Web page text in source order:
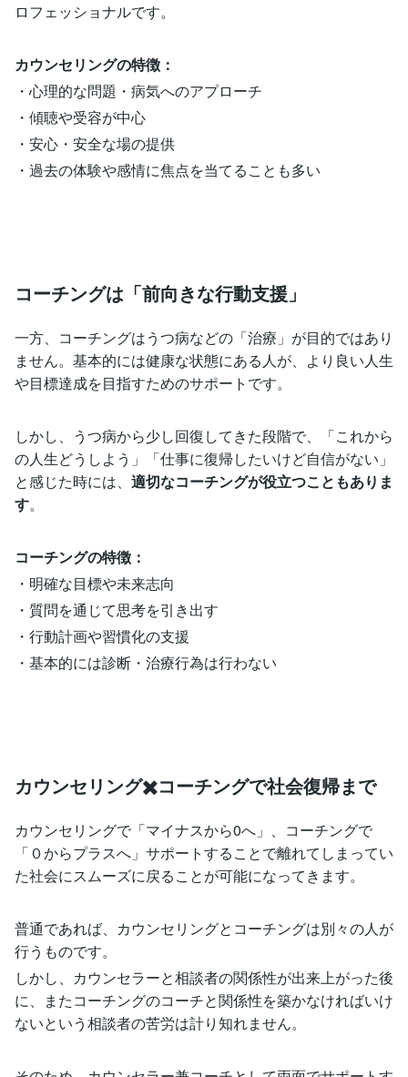
ロフェッショナルです。
カウンセリングの特徴：
・心理的な問題・病気へのアプローチ
・傾聴や受容が中心
・安心・安全な場の提供
・過去の体験や感情に焦点を当てることも多い
コーチングは「前向きな行動支援」
一方、コーチングはうつ病などの「治療」が目的ではあり
ません。基本的には健康な状態にある人が、より良い人生
や目標達成を目指すためのサポートです。
しかし、うつ病から少し回復してきた段階で、「これから
の人生どうしよう」「仕事に復帰したいけど自信がない」
と感じた時には、 適切なコーチングが役立つこともありま
す。
コーチングの特徴：
・明確な目標や未来志向
・質問を通じて思考を引き出す
・行動計画や習慣化の支援
・基本的には診断・治療行為は行わない
カウンセリング✖️コーチングで社会復帰まで
カウンセリングで「マイナスから0へ」、コーチングで
「０からプラスへ」サポートすることで離れてしまってい
た社会にスムーズに戻ることが可能になってきます。
普通であれば、カウンセリングとコーチングは別々の人が
行うものです。
しかし、カウンセラーと相談者の関係性が出来上がった後
に、またコーチングのコーチと関係性を築かなければいけ
ないという相談者の苦労は計り知れません。